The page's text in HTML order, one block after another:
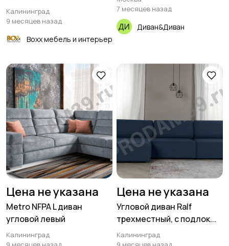
Калининград
9 месяцев назад
Boxx мебель и интерьер
7 месяцев назад
Диван&Диван
Цена не указана
Metro NFPA L диван
угловой левый
Калининград
Цена не указана
Угловой диван Ralf
трехместный, с подлок...
Калининград